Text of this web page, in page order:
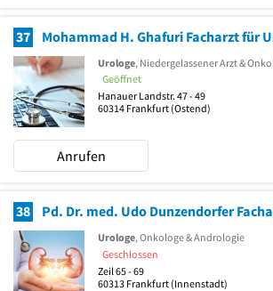
37 Mohammad H. Ghafuri Facharzt für
Urologe, Niedergelassener Arzt &
Geöffnet
Hanauer Landstr. 47 - 49
60314 Frankfurt (Ostend)
Anrufen
38 Pd. Dr. med. Udo Dunzendorfer
Urologe, Onkologe & Andrologie
Geschlossen
Zeil 65 - 69
60313 Frankfurt (Innenstadt)